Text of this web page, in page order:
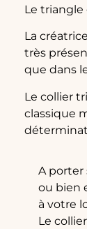
Le triangle
La
très
que dans
Le collier
classique
A porter
ou bien
à votre
Le